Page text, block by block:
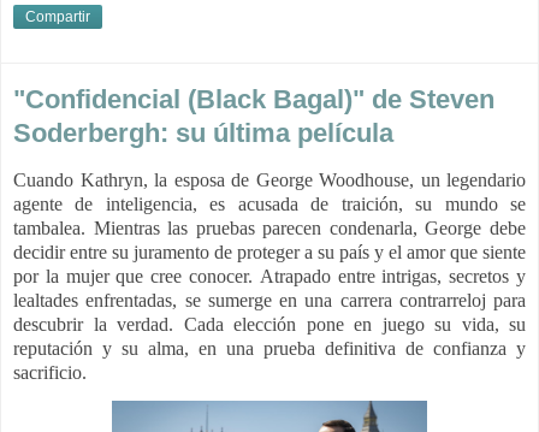
Compartir
"Confidencial (Black Bagal)" de Steven
Soderbergh: su última película
Cuando Kathryn, la esposa de George Woodhouse, un legendario
agente de inteligencia, es acusada de traición, su mundo se
tambalea. Mientras las pruebas parecen condenarla, George debe
decidir entre su juramento de proteger a su país y el amor que siente
por la mujer que cree conocer. Atrapado entre intrigas, secretos y
lealtades enfrentadas, se sumerge en una carrera contrarreloj para
descubrir la verdad. Cada elección pone en juego su vida, su
reputación y su alma, en una prueba definitiva de confianza y
sacrificio.